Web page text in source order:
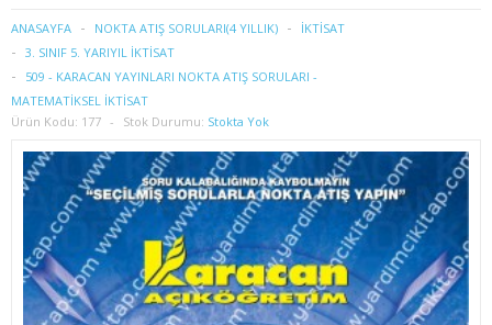
1. SINIF 1. YARIYIL İŞLETME
1. SINIF 2. YARIYIL İŞLETME
2. SINIF 3. YARIYIL İŞLETME
2. SINIF 4. YARIYIL İŞLETME
3. SINIF 5. YARIYIL İŞLETME
3. SINIF 6. YARIYIL İŞLETME
ANASAYFA NOKTA ATIŞ SORULARI(4 YILLIK)
İKTİSAT
3. SINIF 5. YARIYIL İKTİSAT
509 - KARACAN YAYINLARI NOKTA ATIŞ SORULARI -
MATEMATİKSEL İKTİSAT
Ürün Kodu: 177 Stok Durumu: Stokta Yok